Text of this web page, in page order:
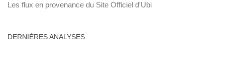
Les flux en provenance du Site Officiel d'Ubi
DERNIÈRES ANALYSES